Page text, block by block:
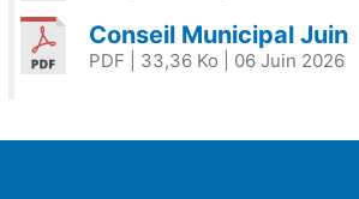
Conseil Municipal Juin
PDF | 33,36 Ko | 06 Juin 2026